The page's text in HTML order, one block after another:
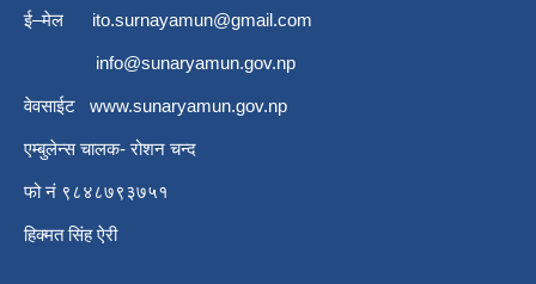
ई–मेल ito.surnayamun@gmail.com
info@sunaryamun.gov.np
वेवसाईट www.sunaryamun.gov.np
एम्बुलेन्स चालक- रोशन चन्द
फो नं ९८४८७९३७५१
हिक्मत सिंह ऐरी